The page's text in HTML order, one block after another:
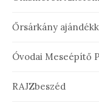
Őrsárkány
Óvodai Meseépítő
RAJZbeszéd